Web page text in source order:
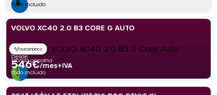
Todo incluido
VOLVO XC40 2.0 B3 CORE G AUTO
Automático
Híbrido gasolina
Desde:
546€/mes+IVA
Todo incluido